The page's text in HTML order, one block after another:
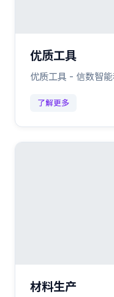
优质工具
优质工具 - 信数智
了解更多
材料生产